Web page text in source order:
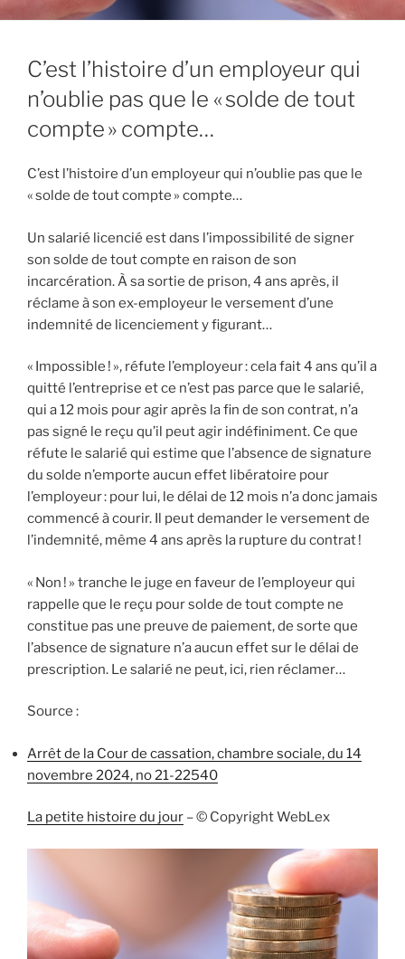
C’est l’histoire d’un employeur qui
n’oublie pas que le « solde de tout
compte » compte…
C’est l’histoire d’un employeur qui n’oublie pas que le
« solde de tout compte » compte…
Un salarié licencié est dans l’impossibilité de signer
son solde de tout compte en raison de son
incarcération. À sa sortie de prison, 4 ans après, il
réclame à son ex-employeur le versement d’une
indemnité de licenciement y figurant…
« Impossible ! », réfute l’employeur : cela fait 4 ans qu’il a
quitté l’entreprise et ce n’est pas parce que le salarié,
qui a 12 mois pour agir après la fin de son contrat, n’a
pas signé le reçu qu’il peut agir indéfiniment. Ce que
réfute le salarié qui estime que l’absence de signature
du solde n’emporte aucun effet libératoire pour
l’employeur : pour lui, le délai de 12 mois n’a donc jamais
commencé à courir. Il peut demander le versement de
l’indemnité, même 4 ans après la rupture du contrat !
« Non ! » tranche le juge en faveur de l’employeur qui
rappelle que le reçu pour solde de tout compte ne
constitue pas une preuve de paiement, de sorte que
l’absence de signature n’a aucun effet sur le délai de
prescription. Le salarié ne peut, ici, rien réclamer…
Source :
Arrêt de la Cour de cassation, chambre sociale, du 14
novembre 2024, no 21-22540
La petite histoire du jour – © Copyright WebLex